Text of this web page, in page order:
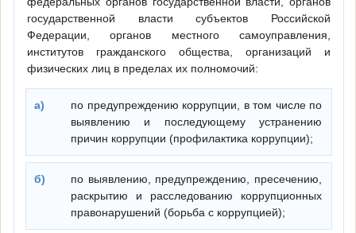
государственной власти субъектов Российской
Федерации, органов местного самоуправления,
институтов гражданского общества, организаций и
физических лиц в пределах их полномочий:
а)
по предупреждению коррупции, в том числе по
выявлению и последующему устранению
причин коррупции (профилактика коррупции);
б)
по выявлению, предупреждению, пресечению,
раскрытию и расследованию коррупционных
правонарушений (борьба с коррупцией);